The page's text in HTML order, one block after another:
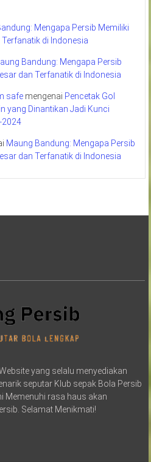
Mengapa Persib Memiliki
di Indonesia
Bandung: Mengapa Persib
dan Terfanatik di Indonesia
safemengenai Pencetak Gol
yang Dinantikan Jadi Kunci
2024
Maung Bandung: Mengapa Persib
dan Terfanatik di Indonesia
yang selalu menyediakan
seputar Klub sepak Bola Persib
Memenuhi rasa haus akan
Selamat Menikmati!